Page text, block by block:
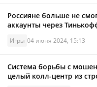
Россияне больше не
аккаунты через
Игры 04 июня 2024, 15:13
Система борьбы с
целый колл-центр из